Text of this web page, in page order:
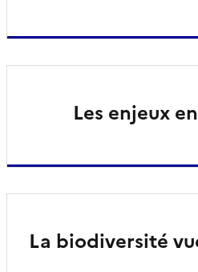
Les enjeux
La biodiversité